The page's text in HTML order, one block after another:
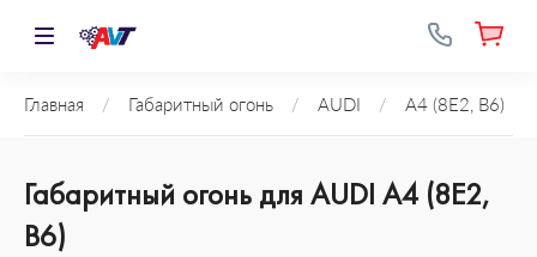
Главная / Габаритный огонь / AUDI / A4 (8E2, B6)
Габаритный огонь для AUDI A4 (8E2,
B6)